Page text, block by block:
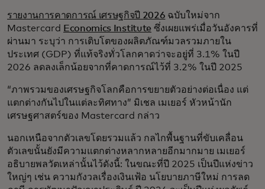
รายงานการคาดการณ์ เศรษฐกิจปี 2026 ฉบับใหม่จาก
Mastercard Economics Institute ซึ่งเผยแพร่เมื่อวันอังคารที่
ผ่านมา ระบุว่า การเติบโตของผลิตภัณฑ์มวลรวมภายใน
ประเทศ (GDP) ที่แท้จริงทั่วโลกคาดว่าจะอยู่ที่ 3.1% ในปี
2026 ลดลงเล็กน้อยจากที่คาดการณ์ไว้ที่ 3.2% ในปี 2025
“ภาพรวมของเศรษฐกิจโลกคือการขยายตัวอย่างต่อเนื่อง แต่
แตกต่างกันไปในแต่ละทิศทาง” มิเชล เมเยอร์ หัวหน้านัก
เศรษฐศาสตร์ของ Mastercard กล่าว
นอกเหนือจากตัวเลขโดยรวมแล้ว กลไกพื้นฐานที่ขับเคลื่อน
ตัวเลขนั้นยังมีความแตกต่างหลากหลายอีกมากมาย เมเยอร์
อธิบายพลวัตเหล่านั้นไว้ดังนี้: ในขณะที่ปี 2025 เป็นปีแห่งข่าว
ใหญ่ๆ เช่น ความกังวลเรื่องเงินเฟ้อ นโยบายภาษีใหม่ การลด